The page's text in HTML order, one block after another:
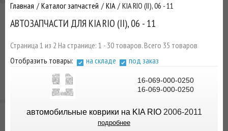
Главная Каталог запчастей KIA KIA RIO (II), 06 - 11
АВТОЗАПЧАСТИ ДЛЯ KIA RIO (II), 06 - 11
Страница 1 из 2 На странице: 1 - 30 товаров. Всего 35 товаров
Отобразить товары:
на складе под заказ
16-069-000-0250
16-069-000-0250
автомобильные коврики на KIA RIO2006-2011
подробнее
РАСХОДНИКИ,
ЗАПЧАСТИ К
ЗАКАЗУ ЧЕРЕЗ